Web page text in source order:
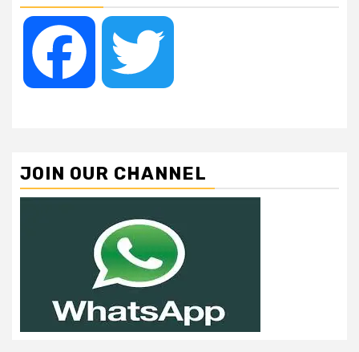
Facebook
JOIN OUR CHANNEL